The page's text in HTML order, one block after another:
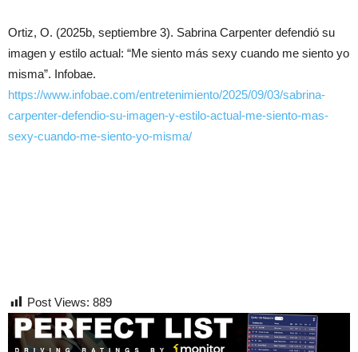
Ortiz, O. (2025b, septiembre 3). Sabrina Carpenter defendió su
imagen y estilo actual: “Me siento más sexy cuando me siento yo
misma”. Infobae.
https://www.infobae.com/entretenimiento/2025/09/03/sabrina-
carpenter-defendio-su-imagen-y-estilo-actual-me-siento-mas-
sexy-cuando-me-siento-yo-misma/
Post Views: 889